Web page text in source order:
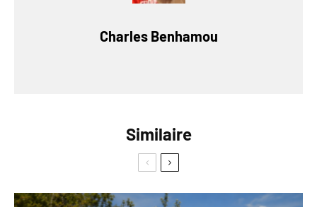
Charles Benhamou
Similaire